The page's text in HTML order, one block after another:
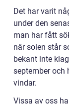
Det har varit
under den
man har fått
när solen står
bekant inte
september och
vindar.
Vissa av oss